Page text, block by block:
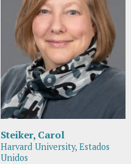
Steiker, Carol
Harvard University, Estados
Unidos